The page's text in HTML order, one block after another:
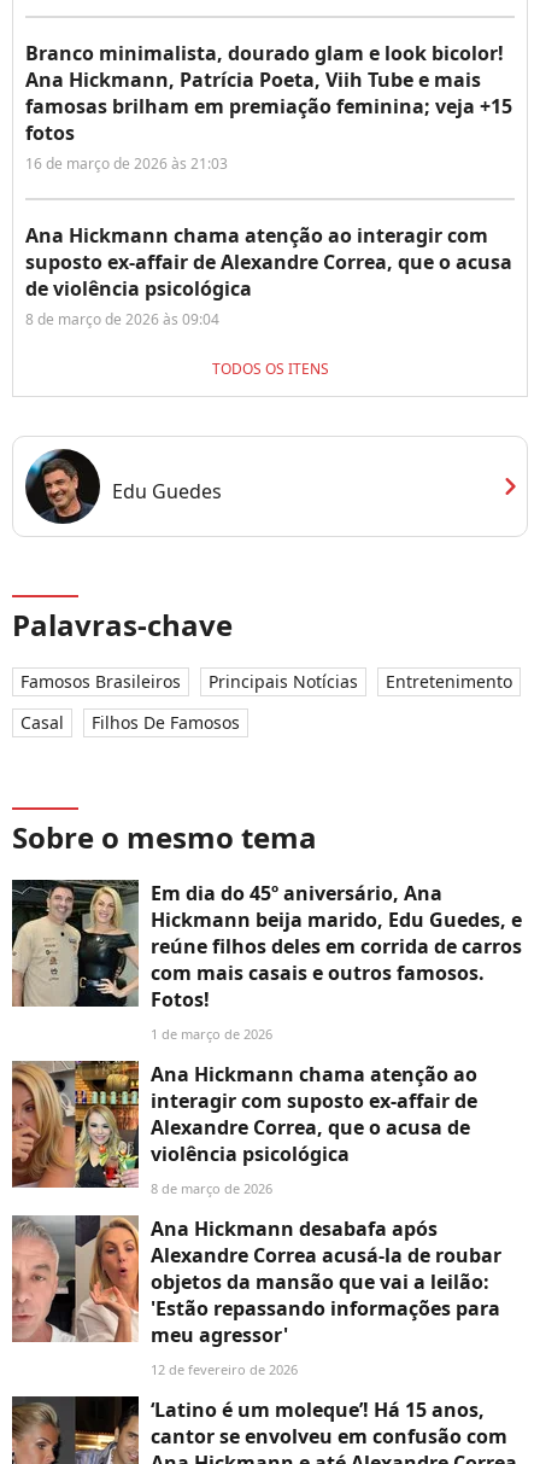
Branco minimalista, dourado glam e look bicolor!
Ana Hickmann, Patrícia Poeta, Viih Tube e mais
famosas brilham em premiação feminina; veja +15
fotos
16 de março de 2026 às 21:03
Ana Hickmann chama atenção ao interagir com
suposto ex-affair de Alexandre Correa, que o acusa
de violência psicológica
8 de março de 2026 às 09:04
TODOS OS ITENS
Edu Guedes chevron_right
Palavras-chave
Famosos Brasileiros Principais Notícias
Entretenimento
Casal
Filhos De Famosos
Sobre o mesmo tema
Em dia do 45º aniversário, Ana
Hickmann beija marido, Edu Guedes, e
reúne filhos deles em corrida de carros
com mais casais e outros famosos.
Fotos!
1 de março de 2026
Ana Hickmann chama atenção ao
interagir com suposto ex-affair de
Alexandre Correa, que o acusa de
violência psicológica
8 de março de 2026
Ana Hickmann desabafa após
Alexandre Correa acusá-la de roubar
objetos da mansão que vai a leilão:
'Estão repassando informações para
meu agressor'
12 de fevereiro de 2026
‘Latino é um moleque’! Há 15 anos,
cantor se envolveu em confusão com